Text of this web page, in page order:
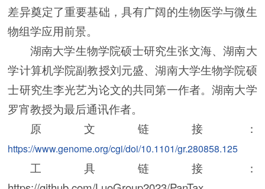
差异奠定了重要基础，具有广阔的生物医学与微生
物组学应用前景。
湖南大学生物学院硕士研究生张文海、湖南大
学计算机学院副教授刘元盛、湖南大学生物学院硕
士研究生李光艺为论文的共同第一作者。湖南大学
罗宵教授为最后通讯作者。
原文链接：
https://www.genome.org/cgi/doi/10.1101/gr.280858.125
工具链接：